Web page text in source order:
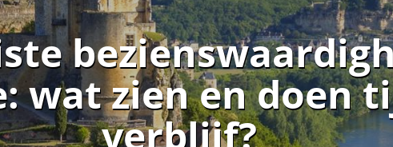
wat zien en doen
verblijf?